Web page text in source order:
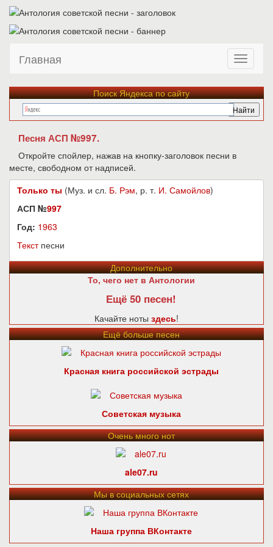
Главная
Поиск Яндекса по сайту
Песня АСП №997.
Откройте спойлер, нажав на кнопку-заголовок песни в
месте, свободном от надписей.
Только ты (Муз. и сл. Б. Рэм, р. т. И. Самойлов)
АСП №997
Год: 1963
Текстпесни
Дополнительно
То, чего нет в Антологии
Ещё 50 песен!
Качайте ноты здесь!
Ещё больше песен
Красная книга российской эстрады
Советская музыка
Очень много нот
ale07.ru
Мы в социальных сетях
Наша группа ВКонтакте